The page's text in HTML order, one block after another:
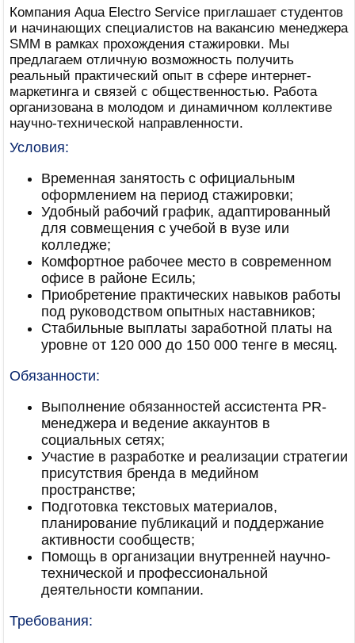
Компания Aqua Electro Service приглашает студентов
и начинающих специалистов на вакансию менеджера
SMM в рамках прохождения стажировки. Мы
предлагаем отличную возможность получить
реальный практический опыт в сфере интернет-
маркетинга и связей с общественностью. Работа
организована в молодом и динамичном коллективе
научно-технической направленности.
Условия:
Временная занятость с официальным
оформлением на период стажировки;
Удобный рабочий график, адаптированный
для совмещения с учебой в вузе или
колледже;
Комфортное рабочее место в современном
офисе в районе Есиль;
Приобретение практических навыков работы
под руководством опытных наставников;
Стабильные выплаты заработной платы на
уровне от 120 000 до 150 000 тенге в месяц.
Обязанности:
Выполнение обязанностей ассистента PR-
менеджера и ведение аккаунтов в
социальных сетях;
Участие в разработке и реализации стратегии
присутствия бренда в медийном
пространстве;
Подготовка текстовых материалов,
планирование публикаций и поддержание
активности сообществ;
Помощь в организации внутренней научно-
технической и профессиональной
деятельности компании.
Требования: